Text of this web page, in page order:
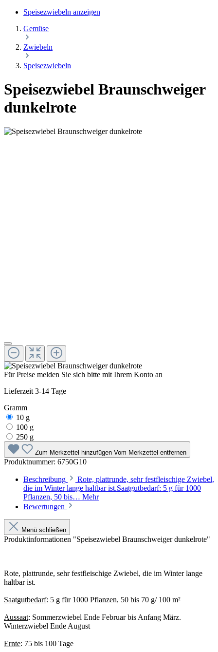
Speisezwiebeln anzeigen
Gemüse
Zwiebeln
Speisezwiebeln
Speisezwiebel Braunschweiger
dunkelrote
Für Preise melden Sie sich bitte mit Ihrem Konto an
Lieferzeit 3-14 Tage
Gramm
10 g
100 g
250 g
Zum Merkzettel hinzufügen Vom Merkzettel entfernen
Produktnummer: 6750G10
Beschreibung
Rote, plattrunde, sehr festfleischige Zwiebel,
die im Winter lange haltbar ist.Saatgutbedarf: 5 g für 1000
Pflanzen, 50 bis… Mehr
Bewertungen
Menü schließen
Produktinformationen "Speisezwiebel Braunschweiger dunkelrote"
Rote, plattrunde, sehr festfleischige Zwiebel, die im Winter lange
haltbar ist.
Saatgutbedarf: 5 g für 1000 Pflanzen, 50 bis 70 g/ 100 m²
Aussaat: Sommerzwiebel Ende Februar bis Anfang März.
Winterzwiebel Ende August
Ernte: 75 bis 100 Tage